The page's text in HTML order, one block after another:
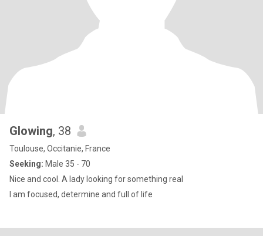
Glowing, 38
Toulouse, Occitanie, France
Seeking: Male 35 - 70
Nice and cool. A lady looking for something real
I am focused, determine and full of life